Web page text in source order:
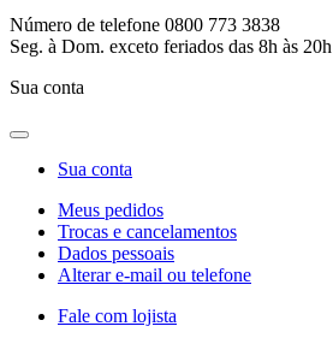
Número de telefone 0800 773 3838
Seg. à Dom. exceto feriados das 8h às 20h
Sua conta
Sua conta
Meus pedidos
Trocas e cancelamentos
Dados pessoais
Alterar e-mail ou telefone
Fale com lojista